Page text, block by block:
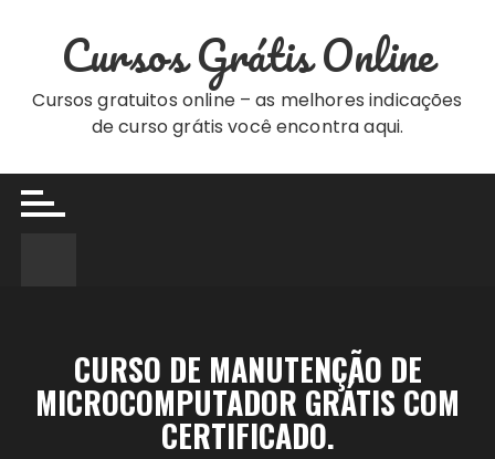
conteúdo
Cursos Grátis Online
Cursos gratuitos online – as melhores indicações
de curso grátis você encontra aqui.
CURSO DE MANUTENÇÃO DE
MICROCOMPUTADOR GRÁTIS COM
CERTIFICADO.